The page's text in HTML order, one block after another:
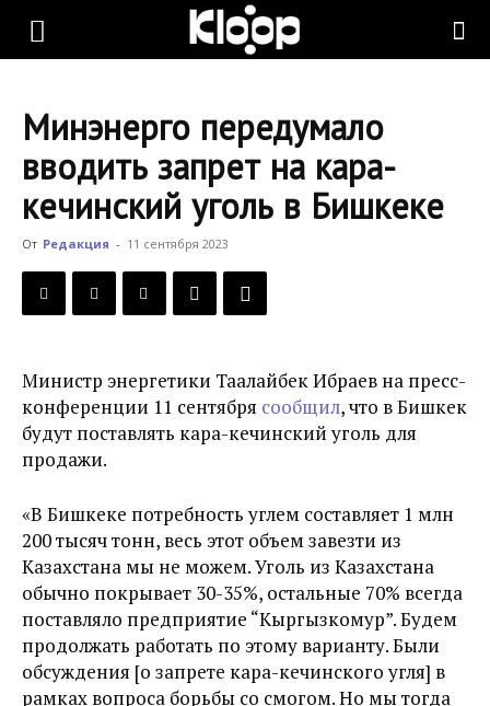
KLOOP.KG
Новости
Кыргызстана
Минэнерго передумало
вводить запрет на кара-
кечинский уголь в Бишкеке
От Редакция - 11 сентября 2023
Министр энергетики Таалайбек Ибраев на пресс-
конференции 11 сентября сообщил, что в Бишкек
будут поставлять кара-кечинский уголь для
продажи.
«В Бишкеке потребность углем составляет 1 млн
200 тысяч тонн, весь этот объем завезти из
Казахстана мы не можем. Уголь из Казахстана
обычно покрывает 30-35%, остальные 70% всегда
поставляло предприятие “Кыргызкомур”. Будем
продолжать работать по этому варианту. Были
обсуждения [о запрете кара-кечинского угля] в
рамках вопроса борьбы со смогом. Но мы тогда